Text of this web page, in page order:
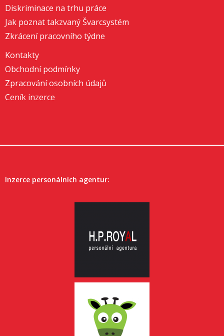
Diskriminace na trhu práce
Jak poznat takzvaný Švarcsystém
Zkrácení pracovního týdne
Kontakty
Obchodní podmínky
Zpracování osobních údajů
Ceník inzerce
Inzerce personálních agentur: